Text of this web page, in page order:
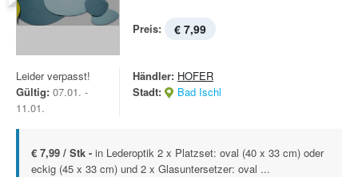
Preis: € 7,99
Leider verpasst!
Gültig: 07.01. -
11.01.
Händler: HOFER
Stadt:
Bad Ischl
€ 7,99 / Stk - in Lederoptik 2 x Platzset: oval (40 x 33 cm) oder
eckig (45 x 33 cm) und 2 x Glasuntersetzer: oval ...